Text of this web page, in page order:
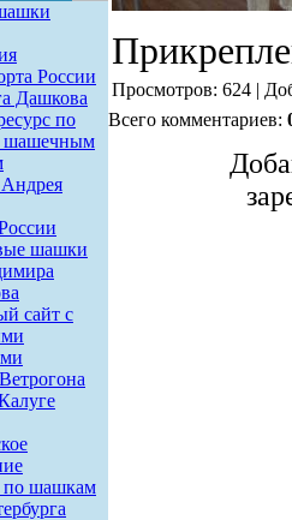
России
Дашкова
по
шашечным
шашки
сайт с
по шашкам
Просмотров: 624 |
Всего комментариев: